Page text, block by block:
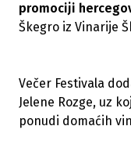
promociji
Škegro iz Vinarije
Večer Festivala
Jelene Rozge, uz
ponudi domaćih